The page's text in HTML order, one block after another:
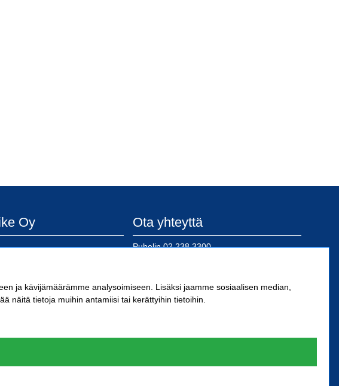
Oy
Tampere Oy
Oy
Ota yhteyttä
Puhelin02 238 3300
ja kävijämäärämme analysoimiseen. Lisäksi jaamme sosiaalisen median,
näitä tietoja muihin antamiisi tai kerättyihin tietoihin.